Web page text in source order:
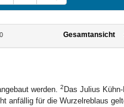
Gesamtansicht
werden. 2 Das Julius
anfällig für die Wurzelreblaus